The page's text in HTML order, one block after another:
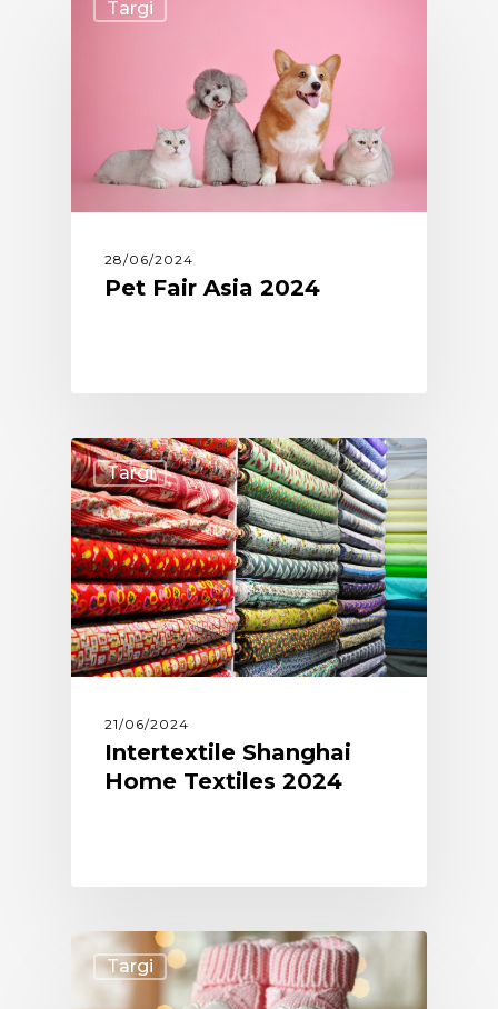
Targi
28/06/2024
Pet Fair Asia 2024
Targi
21/06/2024
Intertextile Shanghai
Home Textiles 2024
Targi